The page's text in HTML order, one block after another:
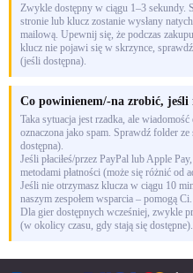
Zwykle dostępny w ciągu 1–3 sekundy.
stronie lub klucz zostanie wysłany
mailową. Upewnij się, że podczas
klucz nie pojawi się w skrzynce,
(jeśli dostępna).
Co powinienem/-na zrobić, jeśli
Taka sytuacja jest rzadka, ale
oznaczona jako spam. Sprawdź folder
dostępna).
Jeśli płaciłeś/przez PayPal lub Apple
metodami płatności (może się różnić od
Jeśli nie otrzymasz klucza w ciągu 10
naszym zespołem wsparcia – pomogą Ci.
Dla gier dostępnych wcześniej, zwykle
(w okolicy czasu, gdy stają się dostępne).